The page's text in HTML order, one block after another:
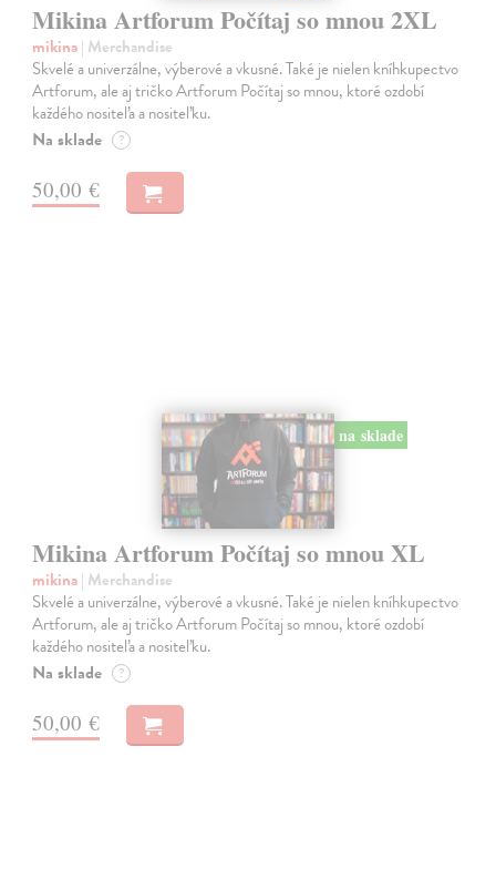
Mikina Artforum Počítaj so mnou 2XL
mikina| Merchandise
Skvelé a univerzálne, výberové a vkusné. Také je nielen kníhkupectvo
Artforum, ale aj tričko Artforum Počítaj so mnou, ktoré ozdobí
každého nositeľa a nositeľku.
Na sklade ?
50,00 €
na sklade
Mikina Artforum Počítaj so mnou XL
mikina| Merchandise
Skvelé a univerzálne, výberové a vkusné. Také je nielen kníhkupectvo
Artforum, ale aj tričko Artforum Počítaj so mnou, ktoré ozdobí
každého nositeľa a nositeľku.
Na sklade ?
50,00 €